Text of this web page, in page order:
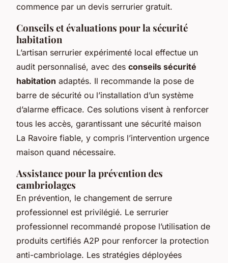
commence par un devis serrurier gratuit.
Conseils et évaluations pour la sécurité
habitation
L’artisan serrurier expérimenté local effectue un
audit personnalisé, avec des conseils sécurité
habitation adaptés. Il recommande la pose de
barre de sécurité ou l’installation d’un système
d’alarme efficace. Ces solutions visent à renforcer
tous les accès, garantissant une sécurité maison
La Ravoire fiable, y compris l’intervention urgence
maison quand nécessaire.
Assistance pour la prévention des
cambriolages
En prévention, le changement de serrure
professionnel est privilégié. Le serrurier
professionnel recommandé propose l’utilisation de
produits certifiés A2P pour renforcer la protection
anti-cambriolage. Les stratégies déployées